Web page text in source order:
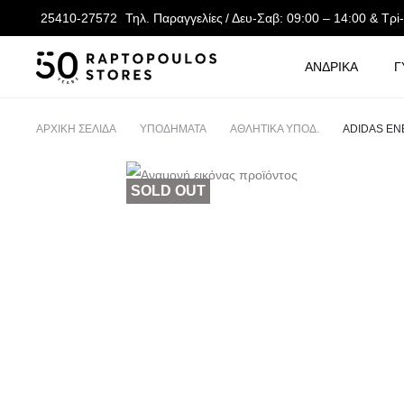
25410-27572 Τηλ. Παραγγελίες / Δευ-Σαβ: 09:00 – 14:00 &
ΑΝΔΡΙΚΑ
ΑΡΧΙΚΉ ΣΕΛΊΔΑ ΥΠΟΔΗΜΑΤΑ ΑΘΛΗΤΙΚΑ ΥΠΟΔ. ADIDAS
SOLD OUT